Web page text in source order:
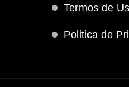
Termos de
Politica de